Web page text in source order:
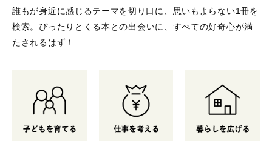
誰もが身近に感じるテーマを切り口に、思いもよらない1冊を
検索。 ぴったりとくる本との出会いに、すべての好奇心が満
たされるはず！